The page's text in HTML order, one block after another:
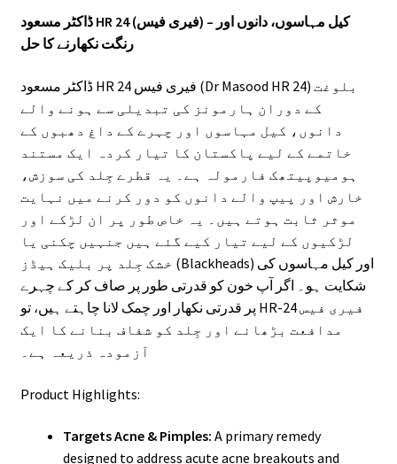
ڈاکٹر مسعود HR 24 (فیری فیس) – کیل مہاسوں، دانوں اور
رنگت نکھارنے کا حل
ڈاکٹر مسعود HR 24 فیری فیس (Dr Masood HR 24) بلوغت
کے دوران ہارمونز کی تبدیلی سے ہونے والے
دانوں، کیل مہاسوں اور چہرے کے داغ دھبوں کے
خاتمے کے لیے پاکستان کا تیار کردہ ایک مستند
ہومیوپیتھک فارمولہ ہے۔ یہ قطرے جِلد کی سوزش،
خارش اور پیپ والے دانوں کو دور کرنے میں نہایت
موثر ثابت ہوتے ہیں۔ یہ خاص طور پر ان لڑکے اور
لڑکیوں کے لیے تیار کیے گئے ہیں جنہیں چکنی یا
خشک جِلد پر بلیک ہیڈز (Blackheads) اور کیل مہاسوں کی
شکایت ہو۔ اگر آپ خون کو قدرتی طور پر صاف کر کے چہرے
پر قدرتی نکھار اور چمک لانا چاہتے ہیں، تو HR-24 فیری فیس
مدافعت بڑھانے اور جِلد کو شفاف بنانے کا ایک
آزمودہ ذریعہ ہے۔
Product Highlights:
Targets Acne & Pimples: A primary remedy
designed to address acute acne breakouts and